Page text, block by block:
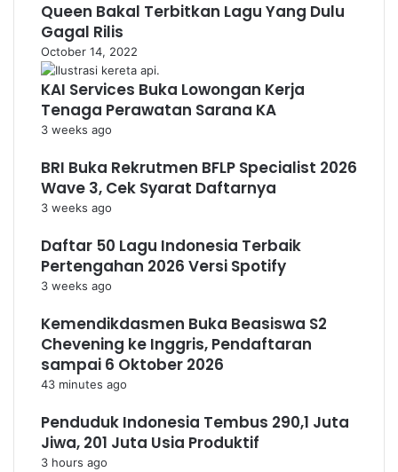
Queen Bakal Terbitkan Lagu Yang Dulu
Gagal Rilis
October 14, 2022
KAI Services Buka Lowongan Kerja
Tenaga Perawatan Sarana KA
3 weeks ago
BRI Buka Rekrutmen BFLP Specialist 2026
Wave 3, Cek Syarat Daftarnya
3 weeks ago
Daftar 50 Lagu Indonesia Terbaik
Pertengahan 2026 Versi Spotify
3 weeks ago
Kemendikdasmen Buka Beasiswa S2
Chevening ke Inggris, Pendaftaran
sampai 6 Oktober 2026
43 minutes ago
Penduduk Indonesia Tembus 290,1 Juta
Jiwa, 201 Juta Usia Produktif
3 hours ago